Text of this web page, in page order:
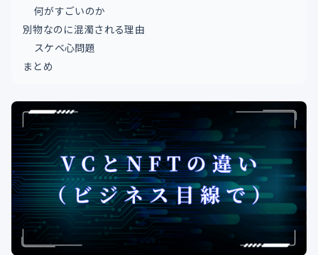
何がすごいのか
別物なのに混濁される理由
スケベ心問題
まとめ